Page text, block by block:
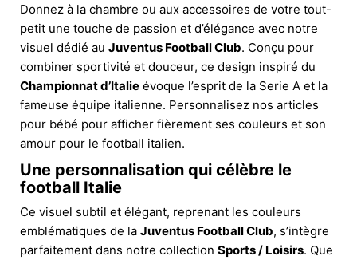
Donnez à la chambre ou aux accessoires de votre tout-
petit une touche de passion et d’élégance avec notre
visuel dédié au Juventus Football Club. Conçu pour
combiner sportivité et douceur, ce design inspiré du
Championnat d’Italie évoque l’esprit de la Serie A et la
fameuse équipe italienne. Personnalisez nos articles
pour bébé pour afficher fièrement ses couleurs et son
amour pour le football italien.
Une personnalisation qui célèbre le
football Italie
Ce visuel subtil et élégant, reprenant les couleurs
emblématiques de la Juventus Football Club, s’intègre
parfaitement dans notre collection Sports / Loisirs. Que